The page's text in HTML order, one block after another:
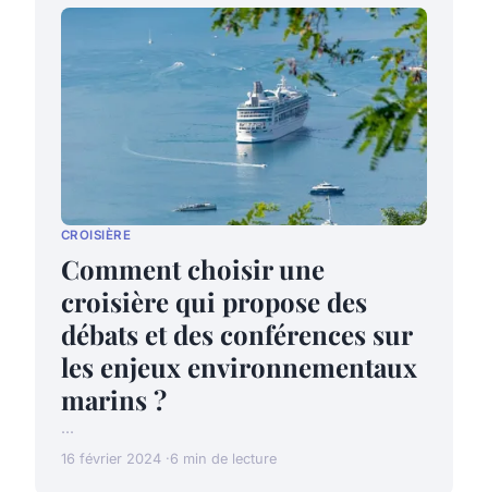
CROISIÈRE
Comment choisir une
croisière qui propose des
débats et des conférences sur
les enjeux environnementaux
marins ?
...
16 février 2024 6 min de lecture